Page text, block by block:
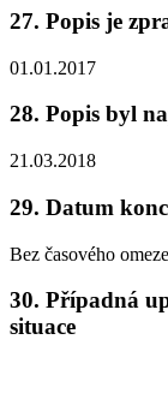
27. Popis je
01.01.2017
28. Popis byl
21.03.2018
29. Datum
Bez časového
30. Případná
situace